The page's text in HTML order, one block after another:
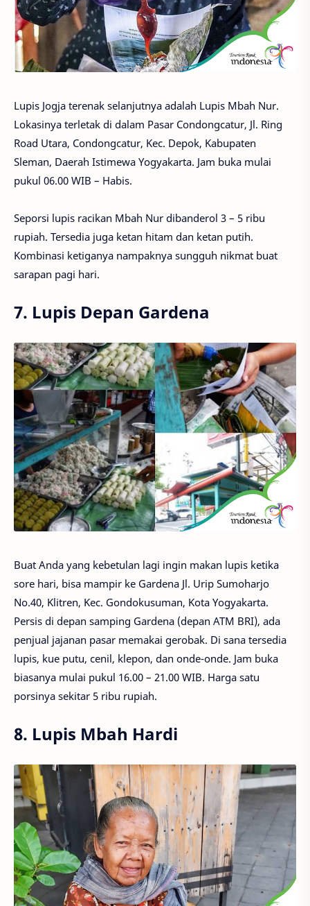
Lupis Jogja terenak selanjutnya adalah Lupis Mbah Nur.
Lokasinya terletak di dalam Pasar Condongcatur, Jl. Ring
Road Utara, Condongcatur, Kec. Depok, Kabupaten
Sleman, Daerah Istimewa Yogyakarta. Jam buka mulai
pukul 06.00 WIB – Habis.
Seporsi lupis racikan Mbah Nur dibanderol 3 – 5 ribu
rupiah. Tersedia juga ketan hitam dan ketan putih.
Kombinasi ketiganya nampaknya sungguh nikmat buat
sarapan pagi hari.
7. Lupis Depan Gardena
Buat Anda yang kebetulan lagi ingin makan lupis ketika
sore hari, bisa mampir ke Gardena Jl. Urip Sumoharjo
No.40, Klitren, Kec. Gondokusuman, Kota Yogyakarta.
Persis di depan samping Gardena (depan ATM BRI), ada
penjual jajanan pasar memakai gerobak. Di sana tersedia
lupis, kue putu, cenil, klepon, dan onde-onde. Jam buka
biasanya mulai pukul 16.00 – 21.00 WIB. Harga satu
porsinya sekitar 5 ribu rupiah.
8. Lupis Mbah Hardi